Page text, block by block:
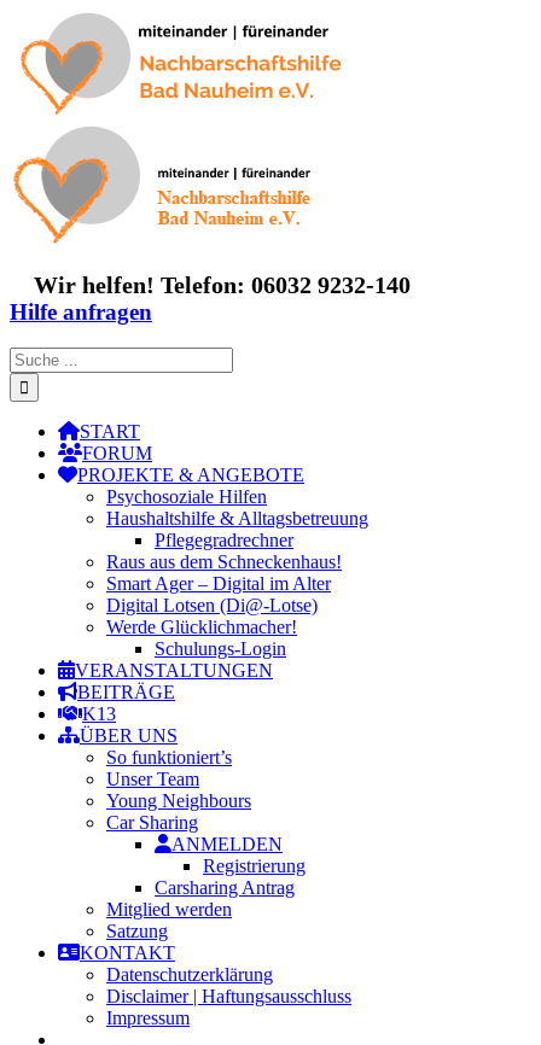
Inhalt
springen
Wir helfen! Telefon: 06032 9232-140
Hilfe anfragen
Suche
nach:
START
FORUM
PROJEKTE & ANGEBOTE
Psychosoziale Hilfen
Haushaltshilfe & Alltagsbetreuung
Pflegegradrechner
Raus aus dem Schneckenhaus!
Smart Ager – Digital im Alter
Digital Lotsen (Di@-Lotse)
Werde Glücklichmacher!
Schulungs-Login
VERANSTALTUNGEN
BEITRÄGE
K13
ÜBER UNS
So funktioniert’s
Unser Team
Young Neighbours
Car Sharing
ANMELDEN
Registrierung
Carsharing Antrag
Mitglied werden
Satzung
KONTAKT
Datenschutzerklärung
Disclaimer | Haftungsausschluss
Impressum